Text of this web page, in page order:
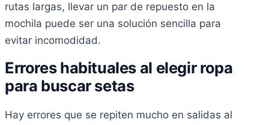
rutas largas, llevar un par de repuesto en la
mochila puede ser una solución sencilla para
evitar incomodidad.
Errores habituales al elegir ropa
para buscar setas
Hay errores que se repiten mucho en salidas al